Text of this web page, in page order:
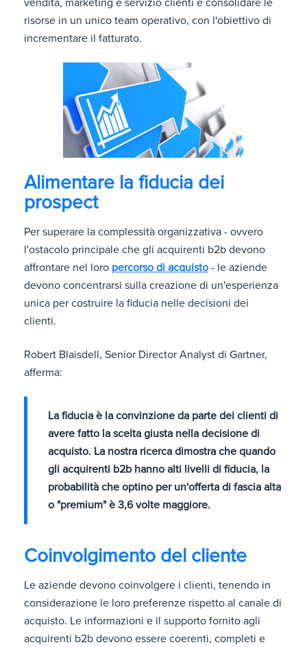
vendita, marketing e servizio clienti e consolidare le
risorse in un unico team operativo, con l'obiettivo di
incrementare il fatturato.
Alimentare la fiducia dei
prospect
Per superare la complessità organizzativa - ovvero
l'ostacolo principale che gli acquirenti b2b devono
affrontare nel loro percorso di acquisto - le aziende
devono concentrarsi sulla creazione di un'esperienza
unica per costruire la fiducia nelle decisioni dei
clienti.
Robert Blaisdell, Senior Director Analyst di Gartner,
afferma:
La fiducia è la convinzione da parte dei clienti di
avere fatto la scelta giusta nella decisione di
acquisto. La nostra ricerca dimostra che quando
gli acquirenti b2b hanno alti livelli di fiducia, la
probabilità che optino per un'offerta di fascia alta
o "premium" è 3,6 volte maggiore.
Coinvolgimento del cliente
Le aziende devono coinvolgere i clienti, tenendo in
considerazione le loro preferenze rispetto al canale di
acquisto. Le informazioni e il supporto fornito agli
acquirenti b2b devono essere coerenti, completi e